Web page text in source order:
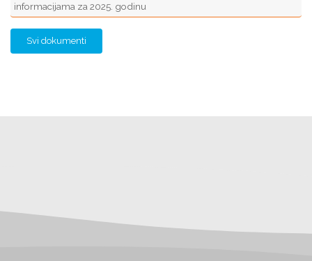
informacijama za 2025. godinu
Svi dokumenti